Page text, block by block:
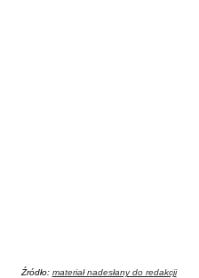
Źródło: materiał nadesłany do redakcji